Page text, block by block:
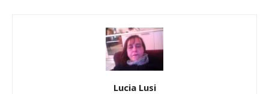
Lucia Lusi